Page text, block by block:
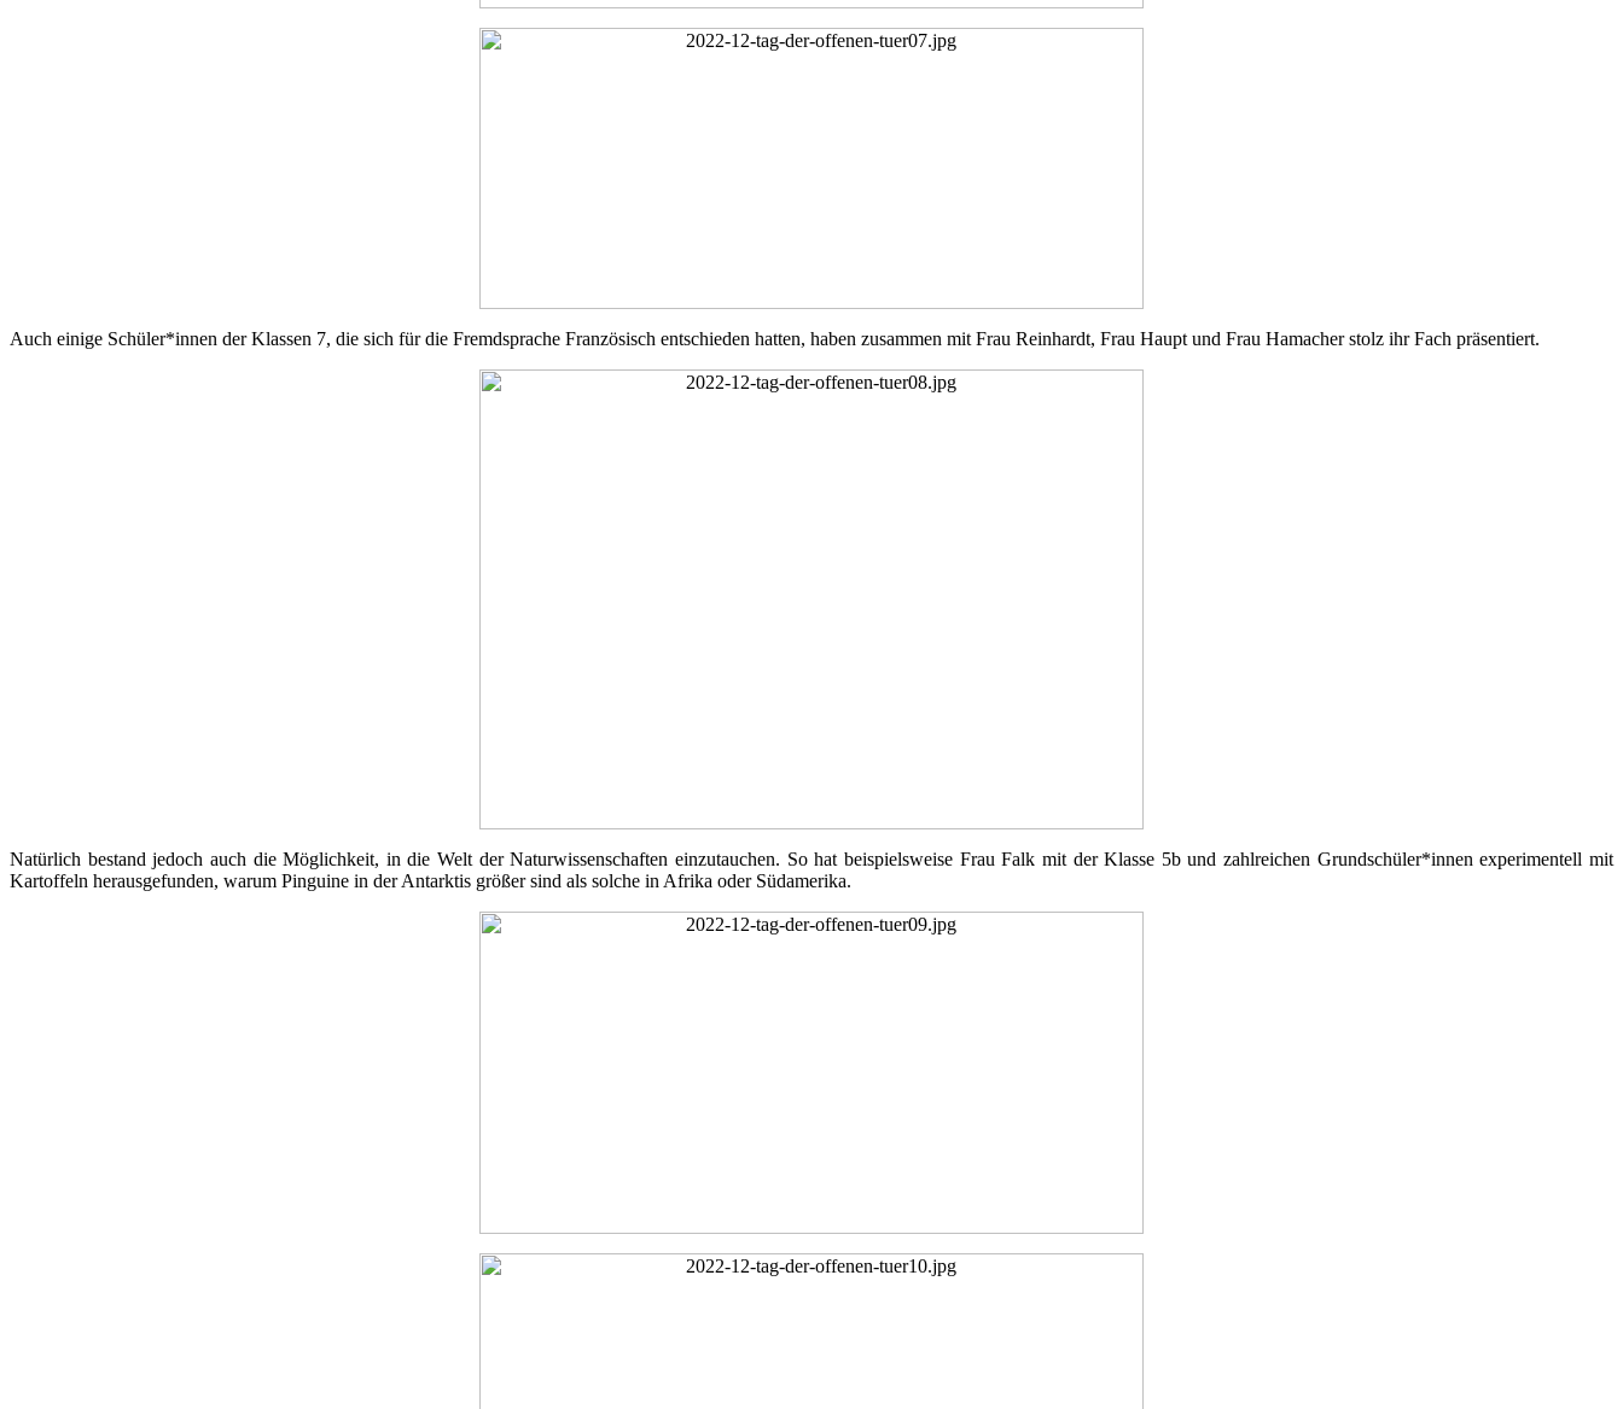
Auch einige Schüler*innen der Klassen 7, die sich für die Fremdsprache Französisch entschieden hatten, haben zusammen mit Frau Reinhardt, Frau Haupt und Frau Hamacher stolz ihr Fach präsentiert.
Natürlich bestand jedoch auch die Möglichkeit, in die Welt der Naturwissenschaften einzutauchen. So hat beispielsweise Frau Falk mit der Klasse 5b und zahlreichen Grundschüler*innen experimentell mit
Kartoffeln herausgefunden, warum Pinguine in der Antarktis größer sind als solche in Afrika oder Südamerika.